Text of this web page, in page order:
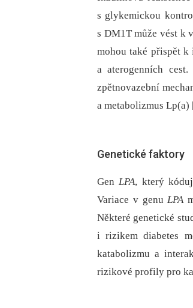
s glykemickou
s DM1T může vést k
mohou také přispět
a aterogenních
zpětnovazební
a metabolizmus Lp(a)
Genetické faktory
GenLPA, který
Variace v genuLPA
Některé genetické
i rizikem diabetes
katabolizmu a
rizikové profily pro